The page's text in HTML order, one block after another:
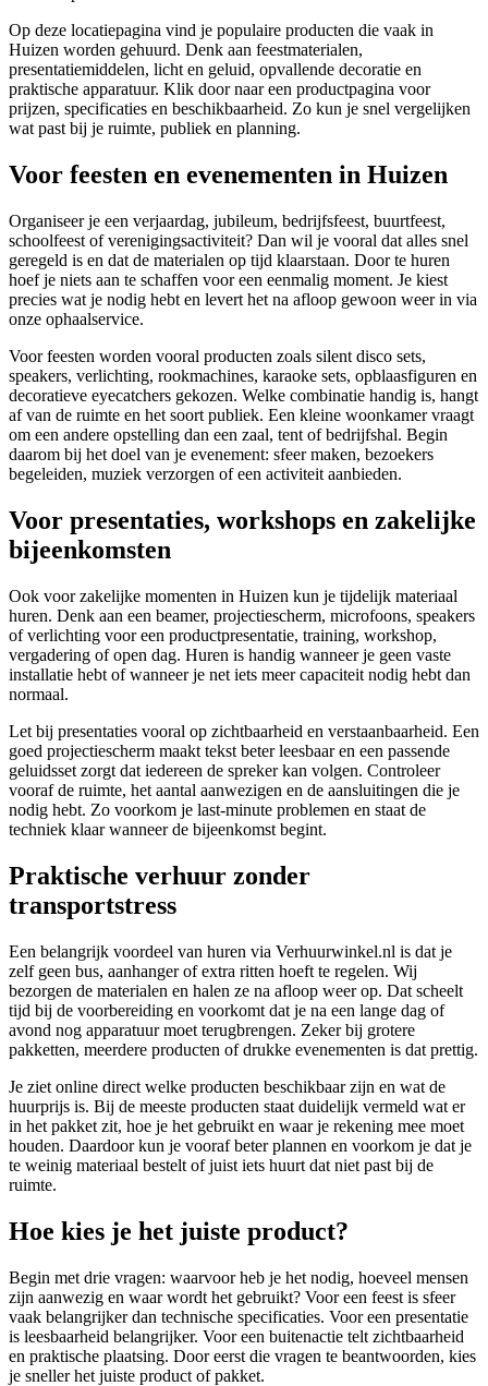
Op deze locatiepagina vind je populaire producten die vaak in
Huizen worden gehuurd. Denk aan feestmaterialen,
presentatiemiddelen, licht en geluid, opvallende decoratie en
praktische apparatuur. Klik door naar een productpagina voor
prijzen, specificaties en beschikbaarheid. Zo kun je snel vergelijken
wat past bij je ruimte, publiek en planning.
Voor feesten en evenementen in Huizen
Organiseer je een verjaardag, jubileum, bedrijfsfeest, buurtfeest,
schoolfeest of verenigingsactiviteit? Dan wil je vooral dat alles snel
geregeld is en dat de materialen op tijd klaarstaan. Door te huren
hoef je niets aan te schaffen voor een eenmalig moment. Je kiest
precies wat je nodig hebt en levert het na afloop gewoon weer in via
onze ophaalservice.
Voor feesten worden vooral producten zoals silent disco sets,
speakers, verlichting, rookmachines, karaoke sets, opblaasfiguren en
decoratieve eyecatchers gekozen. Welke combinatie handig is, hangt
af van de ruimte en het soort publiek. Een kleine woonkamer vraagt
om een andere opstelling dan een zaal, tent of bedrijfshal. Begin
daarom bij het doel van je evenement: sfeer maken, bezoekers
begeleiden, muziek verzorgen of een activiteit aanbieden.
Voor presentaties, workshops en zakelijke
bijeenkomsten
Ook voor zakelijke momenten in Huizen kun je tijdelijk materiaal
huren. Denk aan een beamer, projectiescherm, microfoons, speakers
of verlichting voor een productpresentatie, training, workshop,
vergadering of open dag. Huren is handig wanneer je geen vaste
installatie hebt of wanneer je net iets meer capaciteit nodig hebt dan
normaal.
Let bij presentaties vooral op zichtbaarheid en verstaanbaarheid. Een
goed projectiescherm maakt tekst beter leesbaar en een passende
geluidsset zorgt dat iedereen de spreker kan volgen. Controleer
vooraf de ruimte, het aantal aanwezigen en de aansluitingen die je
nodig hebt. Zo voorkom je last-minute problemen en staat de
techniek klaar wanneer de bijeenkomst begint.
Praktische verhuur zonder
transportstress
Een belangrijk voordeel van huren via Verhuurwinkel.nl is dat je
zelf geen bus, aanhanger of extra ritten hoeft te regelen. Wij
bezorgen de materialen en halen ze na afloop weer op. Dat scheelt
tijd bij de voorbereiding en voorkomt dat je na een lange dag of
avond nog apparatuur moet terugbrengen. Zeker bij grotere
pakketten, meerdere producten of drukke evenementen is dat prettig.
Je ziet online direct welke producten beschikbaar zijn en wat de
huurprijs is. Bij de meeste producten staat duidelijk vermeld wat er
in het pakket zit, hoe je het gebruikt en waar je rekening mee moet
houden. Daardoor kun je vooraf beter plannen en voorkom je dat je
te weinig materiaal bestelt of juist iets huurt dat niet past bij de
ruimte.
Hoe kies je het juiste product?
Begin met drie vragen: waarvoor heb je het nodig, hoeveel mensen
zijn aanwezig en waar wordt het gebruikt? Voor een feest is sfeer
vaak belangrijker dan technische specificaties. Voor een presentatie
is leesbaarheid belangrijker. Voor een buitenactie telt zichtbaarheid
en praktische plaatsing. Door eerst die vragen te beantwoorden, kies
je sneller het juiste product of pakket.